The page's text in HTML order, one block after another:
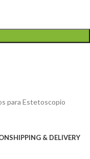
para Estetoscopio
SHIPPING & DELIVERY